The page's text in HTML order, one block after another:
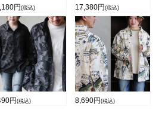
円 (税込) 17,380円 (税込)
円 (税込) 8,690円 (税込)